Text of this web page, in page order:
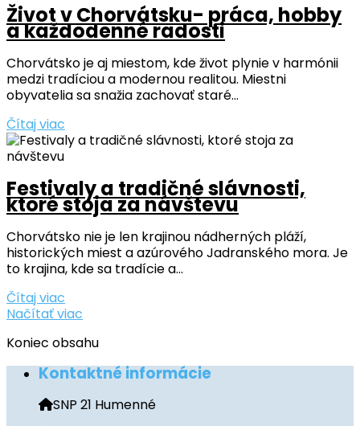
Život v Chorvátsku- práca, hobby
a každodenné radosti
Chorvátsko je aj miestom, kde život plynie v harmónii
medzi tradíciou a modernou realitou. Miestni
obyvatelia sa snažia zachovať staré...
Čítaj viac
Festivaly a tradičné slávnosti,
ktoré stoja za návštevu
Chorvátsko nie je len krajinou nádherných pláží,
historických miest a azúrového Jadranského mora. Je
to krajina, kde sa tradície a...
Čítaj viac
Načítať viac
Koniec obsahu
Kontaktné informácie
SNP 21 Humenné